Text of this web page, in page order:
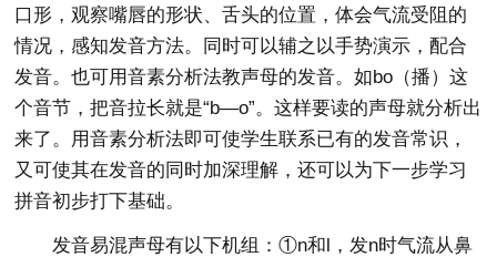
口形，观察嘴唇的形状、舌头的位置，体会气流受阻的
情况，感知发音方法。同时可以辅之以手势演示，配合
发音。也可用音素分析法教声母的发音。如bo（播）这
个音节，把音拉长就是“b—o”。这样要读的声母就分析出
来了。用音素分析法即可使学生联系已有的发音常识，
又可使其在发音的同时加深理解，还可以为下一步学习
拼音初步打下基础。
发音易混声母有以下机组：①n和l，发n时气流从鼻